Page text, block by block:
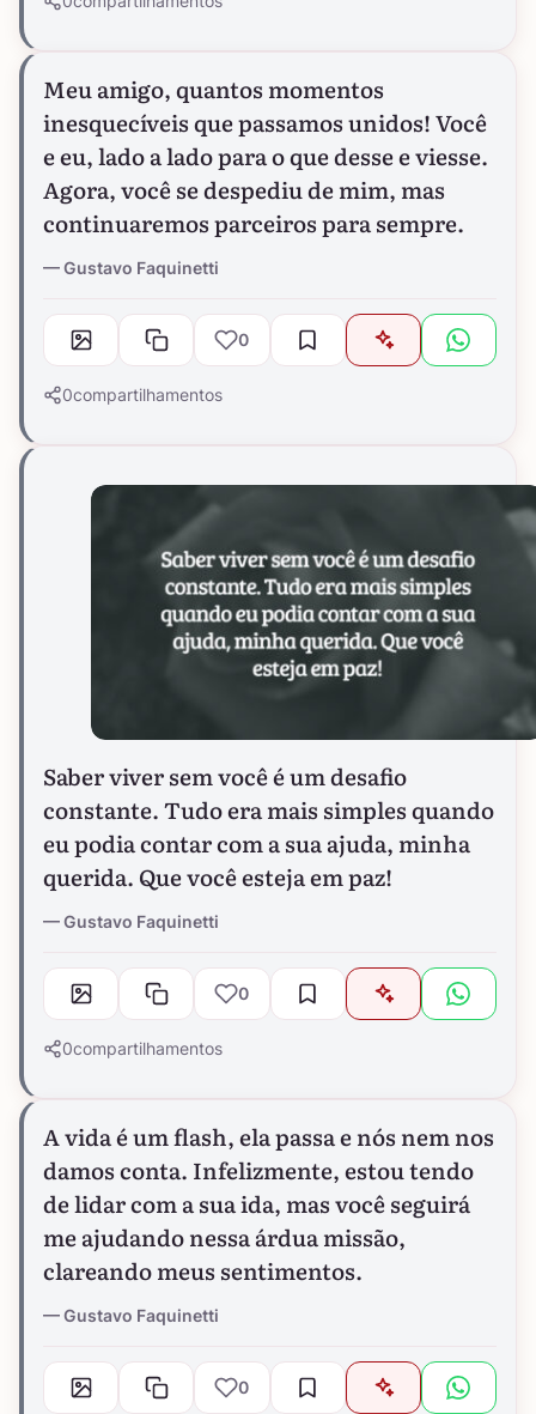
Meu amigo, quantos momentos
inesquecíveis que passamos unidos! Você
e eu, lado a lado para o que desse e viesse.
Agora, você se despediu de mim, mas
continuaremos parceiros para sempre.
Gustavo Faquinetti
0
0compartilhamentos
Saber viver sem você é um desafio
constante. Tudo era mais simples quando
eu podia contar com a sua ajuda, minha
querida. Que você esteja em paz!
Gustavo Faquinetti
0
0compartilhamentos
A vida é um flash, ela passa e nós nem nos
damos conta. Infelizmente, estou tendo
de lidar com a sua ida, mas você seguirá
me ajudando nessa árdua missão,
clareando meus sentimentos.
Gustavo Faquinetti
0